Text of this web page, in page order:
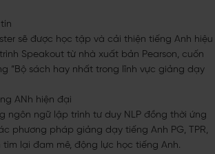
sẽ được học tập và cải thiện tiếng Anh hiệu
Speakout từ nhà xuất bản Pearson, cuốn
“Bộ sách hay nhất trong lĩnh vực giảng dạy
ANh hiện đại
ngôn ngữ lập trình tư duy NLP đồng thời ứng
phương pháp giảng dạy tiếng Anh PG, TPR,
tìm lại đam mê, động lực học tiếng Anh.